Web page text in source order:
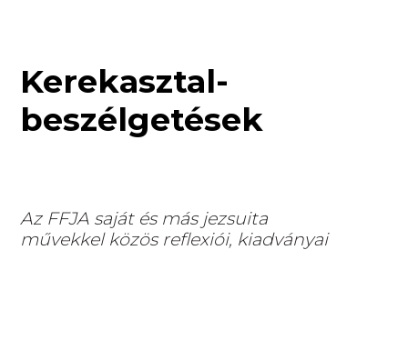
Kerekasztal-
beszélgetések
Az FFJA saját és más jezsuita
művekkel közös reflexiói, kiadványai